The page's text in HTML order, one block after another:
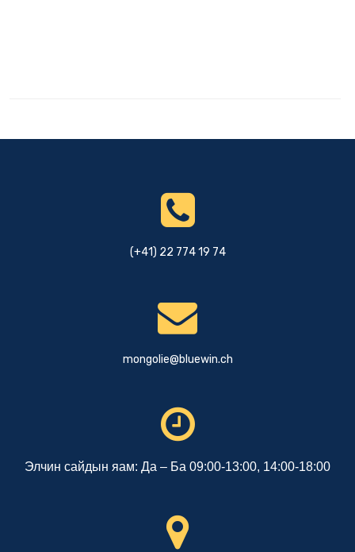
(+41) 22 774 19 74
mongolie@bluewin.ch
Элчин сайдын яам: Да – Ба 09:00-13:00, 14:00-18:00